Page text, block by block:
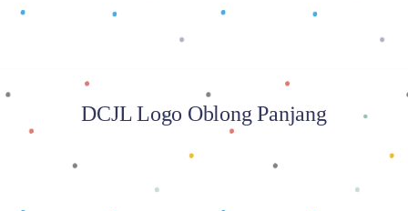
DCJL Logo Oblong Panjang